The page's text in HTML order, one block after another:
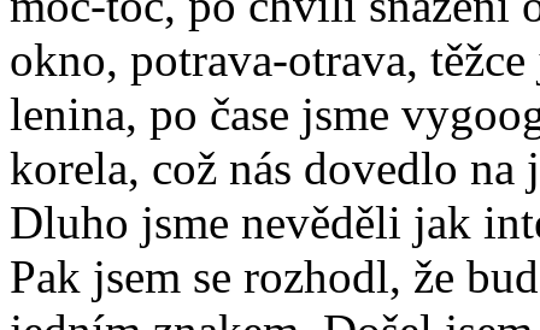
okno, potrava-otrava,
lenina, po čase jsme
korela, což nás dovedlo na
Dluho jsme nevěděli jak
Pak jsem se rozhodl, že